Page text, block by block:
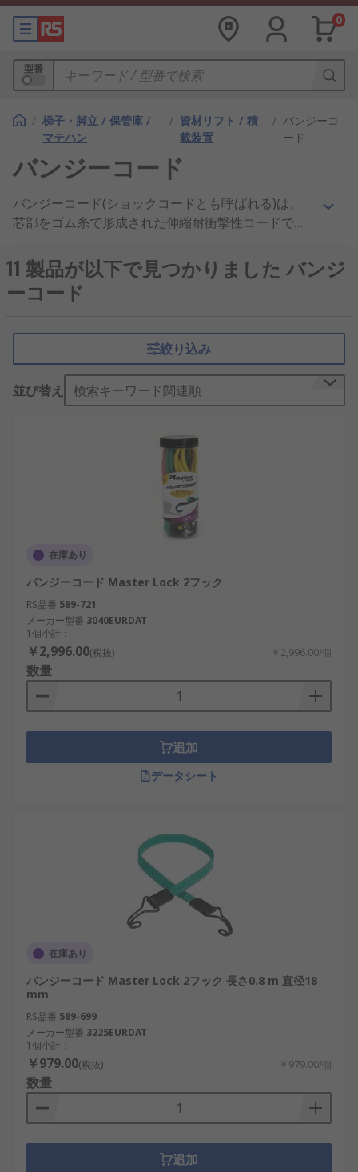
0
型番
/ 梯子・脚立 / 保管庫 /
マテハン
/ 資材リフト / 積
載装置
/ バンジーコ
ード
バンジーコード
バンジーコード(ショックコードとも呼ばれる)は、
芯部をゴム糸で形成された伸縮耐衝撃性コードで
る形で、耐水性 / 耐摩耗性に優れた撚り織編組シー
スで被覆しています。バンジーコードに張力がかか
ると、シースは芯部を絞り上げる形で、芯部の弾性
す。 バンジーコードの種類· バンジーコード: バンジ
ーコードはリール巻きで提供されます。フックを別
途購入して取り付けることもできます。· フック付
きバンジーコード: 金属製又はプラスチック製のフ
かりと固定できます。· スパイダーストラップ: 中央
の金属リング、及びそこにつなげる4本のフック付
きストラップがセットになっています。繋留部を変
える必要がある場合に負荷を固定するのに最適で
す。 用途バンジーコードは、コードを結ぶことなく
車両の積み荷を固定するのに最適です。用途として
は、キャラバン、キャンプ、トレーラカバー、ルー
ポリン、その他の商業利用、工業利用が考えられま
す。
11 製品が以下で見つかりました バンジ
ーコード
絞り込み
並び替え 検索キーワード関連順
在庫あり
バンジーコード Master Lock 2フック
RS品番 589-721
メーカー型番 3040EURDAT
1個小計：
￥2,996.00(税抜) ￥2,996.00/個
数量
追加
データシート
在庫あり
バンジーコード Master Lock 2フック 長さ0.8 m 直径18
mm
RS品番 589-699
メーカー型番 3225EURDAT
1個小計：
￥979.00(税抜) ￥979.00/個
数量
追加